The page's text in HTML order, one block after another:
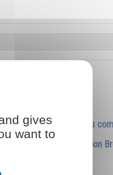
Oeuvres
Collection
gives
want to